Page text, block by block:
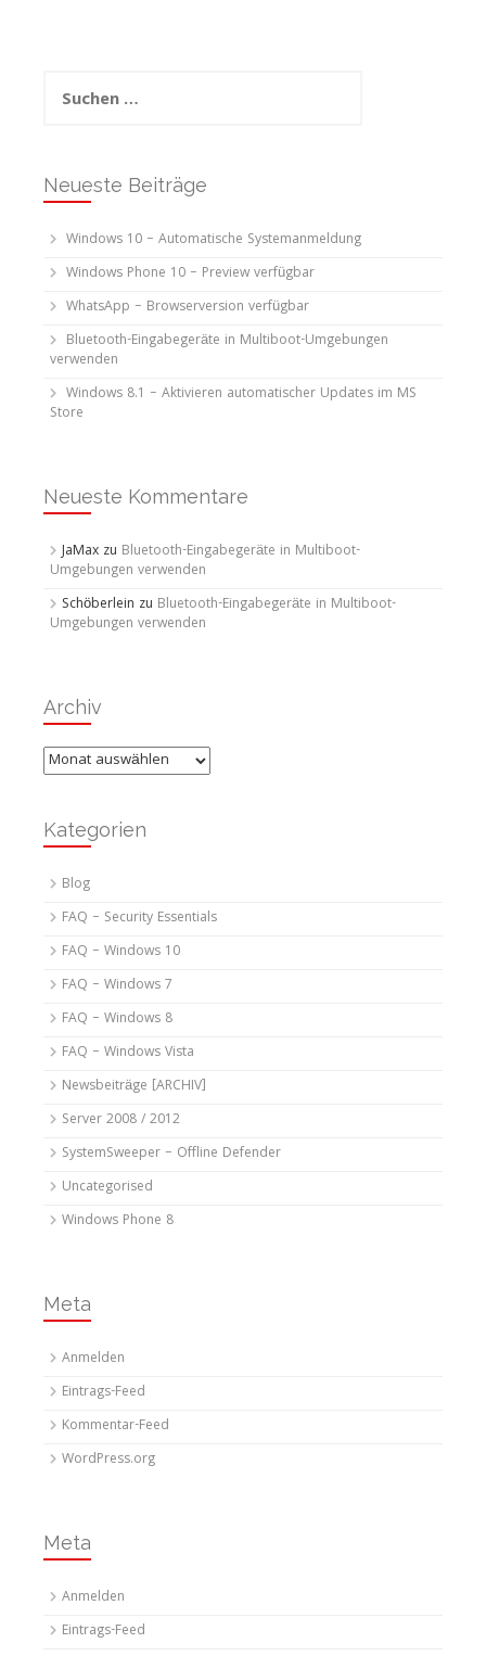
nach:
Neueste Beiträge
Windows 10 – Automatische Systemanmeldung
Windows Phone 10 – Preview verfügbar
WhatsApp – Browserversion verfügbar
Bluetooth-Eingabegeräte in Multiboot-Umgebungen
verwenden
Windows 8.1 – Aktivieren automatischer Updates im MS
Store
Neueste Kommentare
JaMax zu Bluetooth-Eingabegeräte in Multiboot-
Umgebungen verwenden
Schöberlein zu Bluetooth-Eingabegeräte in Multiboot-
Umgebungen verwenden
Archiv
Archiv
Kategorien
Blog
FAQ – Security Essentials
FAQ – Windows 10
FAQ – Windows 7
FAQ – Windows 8
FAQ – Windows Vista
Newsbeiträge [ARCHIV]
Server 2008 / 2012
SystemSweeper – Offline Defender
Uncategorised
Windows Phone 8
Meta
Anmelden
Eintrags-Feed
Kommentar-Feed
WordPress.org
Meta
Anmelden
Eintrags-Feed